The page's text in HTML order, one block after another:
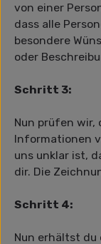
von einer
dass alle
besondere
oder
Schritt 3:
Nun prüfen wir,
Informationen
uns unklar ist,
dir. Die
Schritt 4:
Nun erhältst du